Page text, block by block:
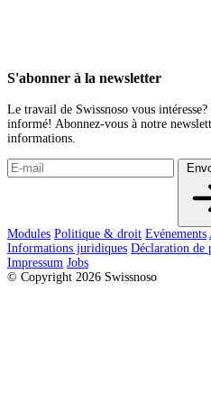
S'abonner à la newsletter
Le travail de Swissnoso vous
informé! Abonnez-vous à notre
informations.
Modules Politique & droit Evénements
Informations juridiques Déclaration de
Impressum Jobs
© Copyright 2026 Swissnoso